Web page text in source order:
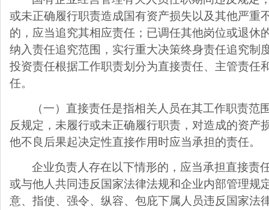
或未正确履行职责造成国有资产损失以及其他严重
的，应当追究其相应责任；已调任其他岗位或退休
纳入责任追究范围，实行重大决策终身责任追究制
投资责任根据工作职责划分为直接责任、主管责任
任。
（一）直接责任是指相关人员在其工作职责范
反规定，未履行或未正确履行职责，对造成的资产
他不良后果起决定性直接作用时应当承担的责任。
企业负责人存在以下情形的，应当承担直接责
或与他人共同违反国家法律法规和企业内部管理规
意、指使、强令、纵容、包庇下属人员违反国家法